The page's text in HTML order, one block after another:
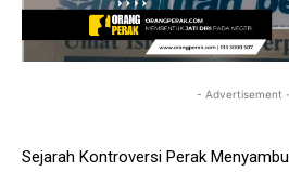
- Advertisement -
Sejarah Kontroversi Perak